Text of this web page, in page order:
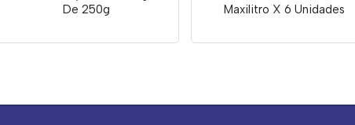
De 250g
Maxilitro X 6 Unidades